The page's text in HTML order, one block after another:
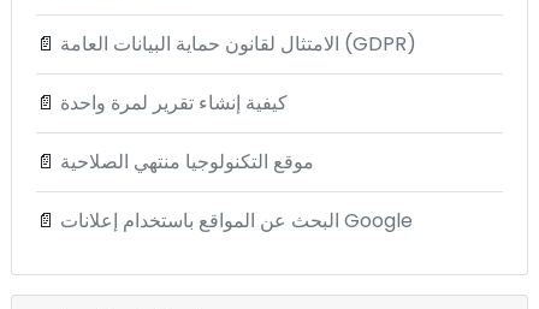
📄 الامتثال لقانون حماية البيانات العامة (GDPR)
📄 كيفية إنشاء تقرير لمرة واحدة
📄 موقع التكنولوجيا منتهي الصلاحية
📄 البحث عن المواقع باستخدام إعلانات Google